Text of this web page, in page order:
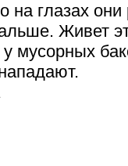
на глазах
Живет
у мусорных